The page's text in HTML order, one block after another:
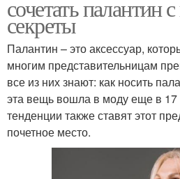
сочетать палантин
секреты
Палантин – это аксессуар,
многим представительницам
все из них знают: как носить
эта вещь вошла в моду еще в
тенденции также ставят этот
почетное место.